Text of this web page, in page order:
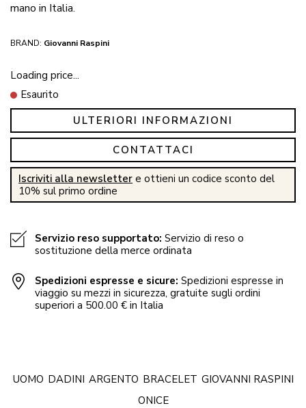
mano in Italia.
BRAND: Giovanni Raspini
Loading price...
Esaurito
ULTERIORI INFORMAZIONI
CONTATTACI
Iscriviti alla newsletter e ottieni un codice sconto del
10% sul primo ordine
Servizio reso supportato: Servizio di reso o
sostituzione della merce ordinata
Spedizioni espresse e sicure: Spedizioni espresse in
viaggio su mezzi in sicurezza, gratuite sugli ordini
superiori a 500.00 € in Italia
UOMO DADINI ARGENTO BRACELET GIOVANNI RASPINI
ONICE